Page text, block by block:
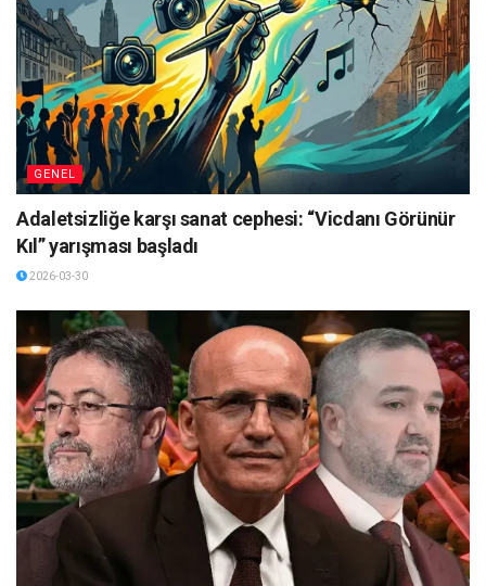
GENEL
Adaletsizliğe karşı sanat cephesi: “Vicdanı Görünür
Kıl” yarışması başladı
2026-03-30